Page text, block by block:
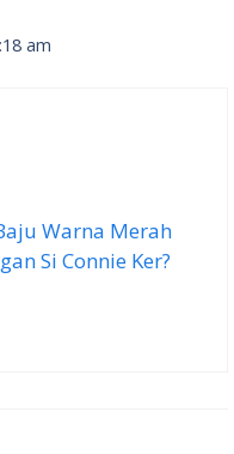
am
Warna Merah
Si Connie Ker?